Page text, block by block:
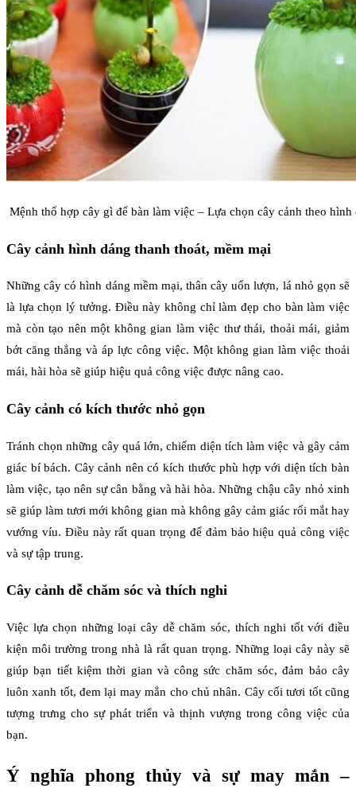
Mệnh thổ hợp cây gì để bàn làm việc – Lựa chọn cây cảnh theo
Cây cảnh hình dáng thanh thoát, mềm mại
Những cây có hình dáng mềm mại, thân cây uốn lượn, lá nhỏ gọn sẽ
là lựa chọn lý tưởng. Điều này không chỉ làm đẹp cho bàn làm việc
mà còn tạo nên một không gian làm việc thư thái, thoải mái, giảm
bớt căng thẳng và áp lực công việc. Một không gian làm việc thoải
mái, hài hòa sẽ giúp hiệu quả công việc được nâng cao.
Cây cảnh có kích thước nhỏ gọn
Tránh chọn những cây quá lớn, chiếm diện tích làm việc và gây cảm
giác bí bách. Cây cảnh nên có kích thước phù hợp với diện tích bàn
làm việc, tạo nên sự cân bằng và hài hòa. Những chậu cây nhỏ xinh
sẽ giúp làm tươi mới không gian mà không gây cảm giác rối mắt hay
vướng víu. Điều này rất quan trọng để đảm bảo hiệu quả công việc
và sự tập trung.
Cây cảnh dễ chăm sóc và thích nghi
Việc lựa chọn những loại cây dễ chăm sóc, thích nghi tốt với điều
kiện môi trường trong nhà là rất quan trọng. Những loại cây này sẽ
giúp bạn tiết kiệm thời gian và công sức chăm sóc, đảm bảo cây
luôn xanh tốt, đem lại may mắn cho chủ nhân. Cây cối tươi tốt cũng
tượng trưng cho sự phát triển và thịnh vượng trong công việc của
bạn.
Ý nghĩa phong thủy và sự may mắn –